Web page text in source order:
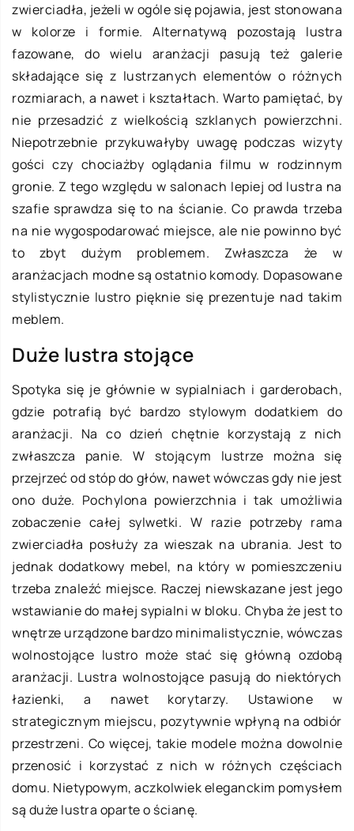
zwierciadła, jeżeli w ogóle się pojawia, jest stonowana
w kolorze i formie. Alternatywą pozostają lustra
fazowane, do wielu aranżacji pasują też galerie
składające się z lustrzanych elementów o różnych
rozmiarach, a nawet i kształtach. Warto pamiętać, by
nie przesadzić z wielkością szklanych powierzchni.
Niepotrzebnie przykuwałyby uwagę podczas wizyty
gości czy chociażby oglądania filmu w rodzinnym
gronie. Z tego względu w salonach lepiej od lustra na
szafie sprawdza się to na ścianie. Co prawda trzeba
na nie wygospodarować miejsce, ale nie powinno być
to zbyt dużym problemem. Zwłaszcza że w
aranżacjach modne są ostatnio komody. Dopasowane
stylistycznie lustro pięknie się prezentuje nad takim
meblem.
Duże lustra stojące
Spotyka się je głównie w sypialniach i garderobach,
gdzie potrafią być bardzo stylowym dodatkiem do
aranżacji. Na co dzień chętnie korzystają z nich
zwłaszcza panie. W stojącym lustrze można się
przejrzeć od stóp do głów, nawet wówczas gdy nie jest
ono duże. Pochylona powierzchnia i tak umożliwia
zobaczenie całej sylwetki. W razie potrzeby rama
zwierciadła posłuży za wieszak na ubrania. Jest to
jednak dodatkowy mebel, na który w pomieszczeniu
trzeba znaleźć miejsce. Raczej niewskazane jest jego
wstawianie do małej sypialni w bloku. Chyba że jest to
wnętrze urządzone bardzo minimalistycznie, wówczas
wolnostojące lustro może stać się główną ozdobą
aranżacji. Lustra wolnostojące pasują do niektórych
łazienki, a nawet korytarzy. Ustawione w
strategicznym miejscu, pozytywnie wpłyną na odbiór
przestrzeni. Co więcej, takie modele można dowolnie
przenosić i korzystać z nich w różnych częściach
domu. Nietypowym, aczkolwiek eleganckim pomysłem
są duże lustra oparte o ścianę.